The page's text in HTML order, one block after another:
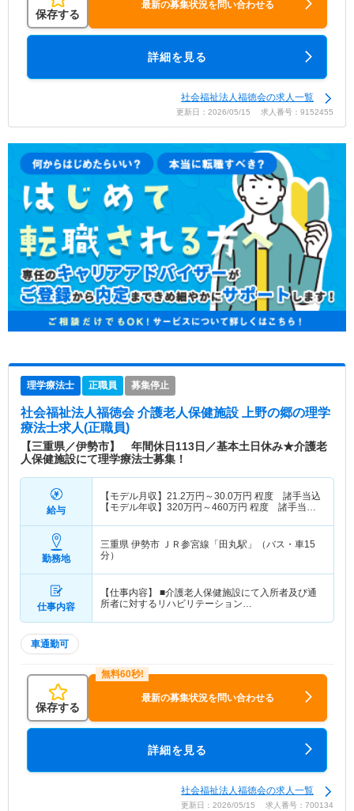
保存する
最新の募集状況を問い合わせる
詳細を見る
社会福祉法人福徳会の求人一覧
更新日：2026/05/15 求人番号：9152455
理学療法士 正職員 募集停止
社会福祉法人福徳会 介護老人保健施設 上野の郷の理学
療法士求人(正職員)
【三重県／伊勢市】 年間休日113日／基本土日休み★介護老
人保健施設にて理学療法士募集！
給与
【モデル月収】 21.2万円～30.0万円 程度 諸手当込
【モデル年収】 320万円～460万円 程度 諸手当・
勤務地
三重県 伊勢市 ＪＲ参宮線「田丸駅」（バス・車15
分）
仕事内容
【仕事内容】 ■介護老人保健施設にて入所者及び通
所者に対するリハビリテーション…
車通勤可
保存する
最新の募集状況を問い合わせる
詳細を見る
社会福祉法人福徳会の求人一覧
更新日：2026/05/15 求人番号：700134